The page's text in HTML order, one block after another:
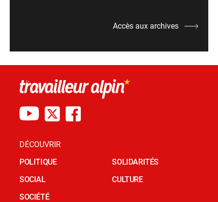
Accès aux archives
DÉCOUVRIR
POLITIQUE
SOCIAL
SOCIÉTÉ
SOLIDARITÉS
CULTURE